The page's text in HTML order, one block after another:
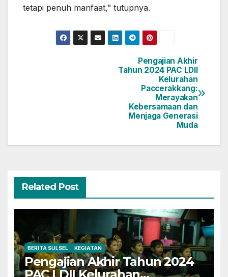
tetapi penuh manfaat,” tutupnya.
Pengajian Akhir
Tahun 2024 PAC LDII
Kelurahan
Paccerakkang:
Merayakan
Kebersamaan dan
Menjaga Generasi
Muda
Related Post
BERITA SULSEL KEGIATAN
Pengajian Akhir Tahun 2024